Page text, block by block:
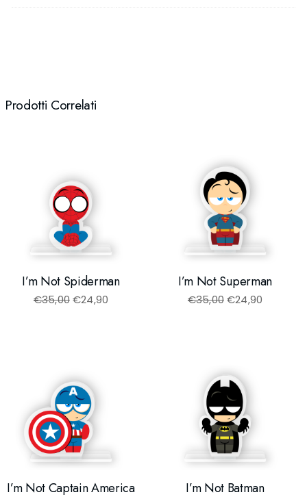
Prodotti Correlati
I’m Not Spiderman
€35,00€24,90
I’m Not Superman
€35,00€24,90
I’m Not Captain America I’m Not Batman